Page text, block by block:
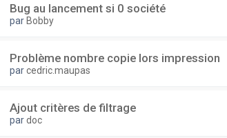
Bug au lancement si 0 société
par Bobby
Problème nombre copie lors impression
parcedric.maupas
Ajout critères de filtrage
pardoc